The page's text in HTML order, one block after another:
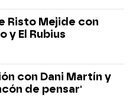
Risto Mejide con
y El Rubius
con Dani Martín y
de pensar'